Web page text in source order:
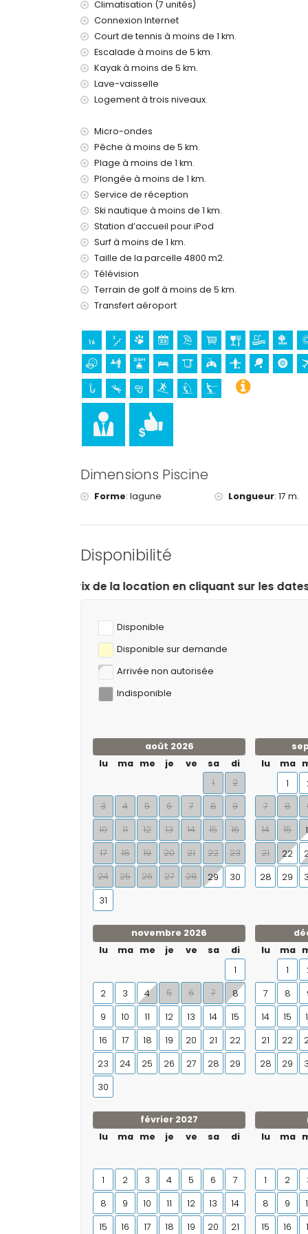
plage la plus proche: El Arenal, Javea (à moins
port le plus proche: Puerto Aduanas del Mar,
parc le plus proche: Pinosol, Javea (à moins
aéroport le plus proche: Alicante (à moins de
deuxième aéroport le plus proche: Valence (>
animaux domestiques permis
L'hébergement est très adapté pour les
Installations privées et services inclus dans
aspirateur et fer à repasser avec planche
linge de lit et serviettes
service de réception et service d'urgence 24
console de jeu (Wii)
chauffage central et climatisation
Installations / services communs
Installations privées et services en supplément
service aéroport
lit supplémentaire et lits/couffins pour enfants
Divertissements et loisirs pour vos vacances
promenade (El Arenal et Javea) (à moins de
cinéma et bar (à moins de 5 kilomètres de la
Sites touristiques et culture à Javea, Costa
Javea), bâtiment architectural (Histórico de
moins de 5 kilomètres de l'hébergement)
ruine (Molinos de Viento et Javea) (à moins de
Climatisation (7 unités)
Connexion Internet
Court de tennis à moins de 1 km.
Escalade à moins de 5 km.
Kayak à moins de 5 km.
Lave-vaisselle
Logement à trois niveaux.
Micro-ondes
Pêche à moins de 5 km.
Plage à moins de 1 km.
Plongée à moins de 1 km.
Service de réception
Ski nautique à moins de 1 km.
Station d’accueil pour iPod
Surf à moins de 1 km.
Taille de la parcelle 4800 m2.
Télévision
Terrain de golf à moins de 5 km.
Transfert aéroport
Dimensions Piscine
Forme: lagune Longueur: 17 m.
Disponibilité
location en cliquant sur les dates d’arrivée et de
Disponible
Disponible sur demande
Arrivée non autorisée
Indisponible
août 2026
lu
ma me je ve sa
di
1
2
3
4 5 6 7 8
9
10
11 12 13 14 15
16
17
18 19 20 21 22
23
24
25 26 27 28 29
30
31
lu
ma
1
7
8
14
15
21
22
28
29
novembre 2026
lu
ma me je ve sa
di
1
2
3 4 5 6 7
8
9
10 11 12 13 14
15
16
17 18 19 20 21
22
23
24 25 26 27 28
29
30
lu
ma
1
7
8
14
15
21
22
28
29
février 2027
lu
ma me je ve sa di
1 2 3 4 5 6
7
8
9 10 11 12 13
14
15
16 17 18 19 20 21
lu
ma
1 2
8
9
15
16